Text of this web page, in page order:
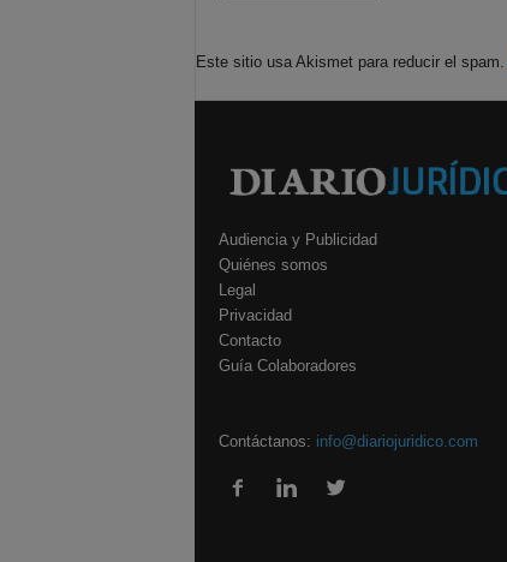
Este sitio usa Akismet para reducir el spam.
Audiencia y Publicidad
Quiénes somos
Legal
Privacidad
Contacto
Guía Colaboradores
Contáctanos: info@diariojuridico.com